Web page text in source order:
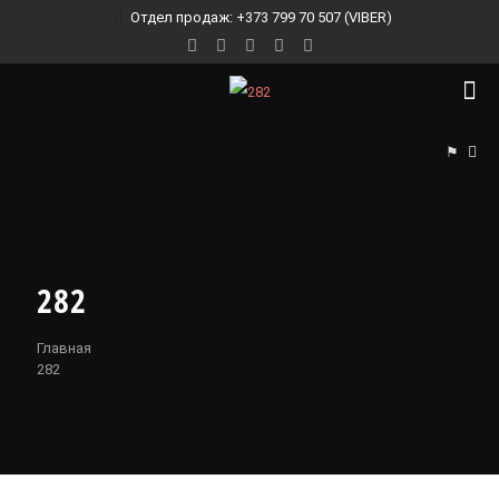
Отдел продаж: +373 799 70 507 (VIBER)
⚑
282
Главная
282